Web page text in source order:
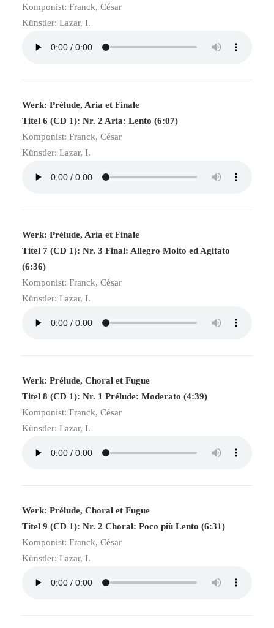
Komponist: Franck, César
Künstler: Lazar, I.
Werk: Prélude, Aria et Finale
Titel 6 (CD 1): Nr. 2 Aria: Lento (6:07)
Komponist: Franck, César
Künstler: Lazar, I.
Werk: Prélude, Aria et Finale
Titel 7 (CD 1): Nr. 3 Final: Allegro Molto ed Agitato
(6:36)
Komponist: Franck, César
Künstler: Lazar, I.
Werk: Prélude, Choral et Fugue
Titel 8 (CD 1): Nr. 1 Prélude: Moderato (4:39)
Komponist: Franck, César
Künstler: Lazar, I.
Werk: Prélude, Choral et Fugue
Titel 9 (CD 1): Nr. 2 Choral: Poco più Lento (6:31)
Komponist: Franck, César
Künstler: Lazar, I.